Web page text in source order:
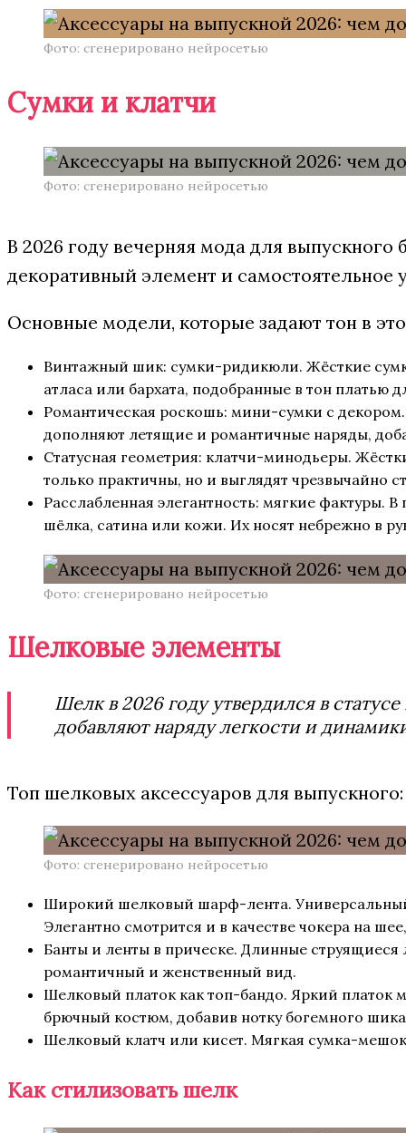
Фото: сгенерировано нейросетью
Сумки и клатчи
Фото: сгенерировано нейросетью
В 2026 году вечерняя мода для
декоративный элемент и самостоятельное
Основные модели, которые задают тон в
Винтажный шик: сумки-ридикюли. Жёсткие
атласа или бархата, подобранные в тон платью
Романтическая роскошь: мини-сумки с
дополняют летящие и романтичные наряды,
Статусная геометрия: клатчи-минодьеры.
только практичны, но и выглядят чрезвычайно
Расслабленная элегантность: мягкие
шёлка, сатина или кожи. Их носят небрежно в
Фото: сгенерировано нейросетью
Шелковые элементы
Шелк в 2026 году утвердился в
добавляют наряду легкости и
Топ шелковых аксессуаров для выпускного:
Фото: сгенерировано нейросетью
Широкий шелковый шарф-лента. Универсальный
Элегантно смотрится и в качестве чокера на
Банты и ленты в прическе. Длинные струящиеся
романтичный и женственный вид.
Шелковый платок как топ-бандо. Яркий платок
брючный костюм, добавив нотку богемного
Шелковый клатч или кисет. Мягкая сумка-
Как стилизовать шелк